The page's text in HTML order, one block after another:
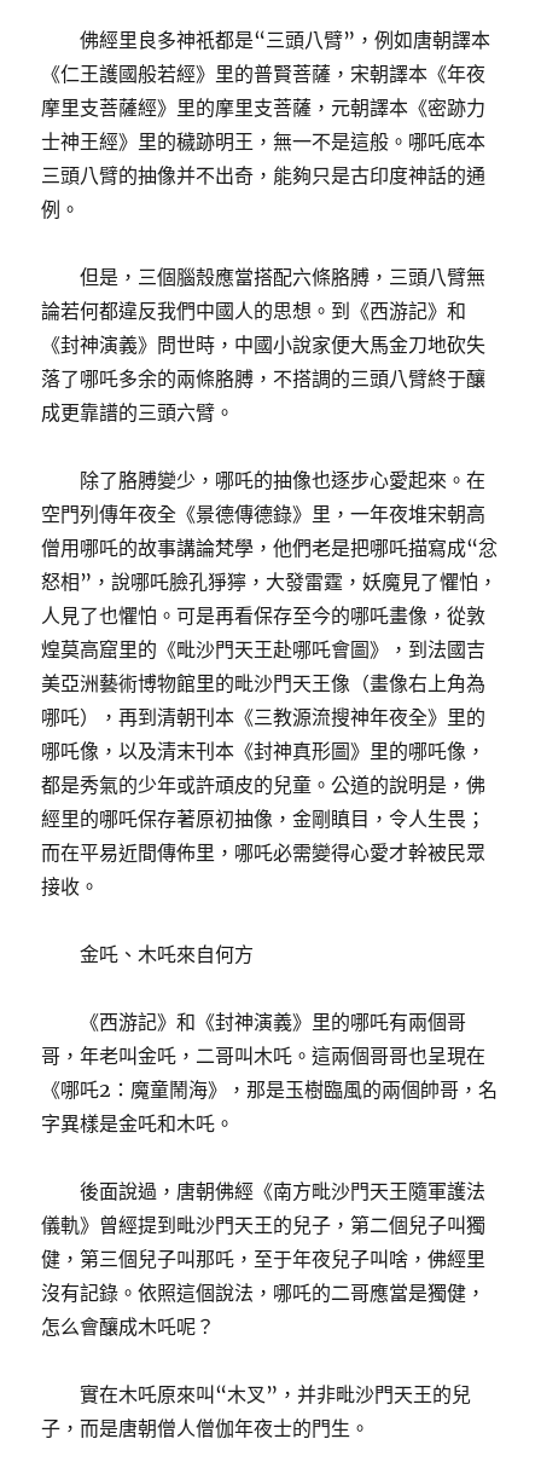
佛經里良多神祇都是“三頭八臂”，例如唐朝譯本
《仁王護國般若經》里的普賢菩薩，宋朝譯本《年夜
摩里支菩薩經》里的摩里支菩薩，元朝譯本《密跡力
士神王經》里的穢跡明王，無一不是這般。哪吒底本
三頭八臂的抽像并不出奇，能夠只是古印度神話的通
例。
但是，三個腦殼應當搭配六條胳膊，三頭八臂無
論若何都違反我們中國人的思想。到《西游記》和
《封神演義》問世時，中國小說家便大馬金刀地砍失
落了哪吒多余的兩條胳膊，不搭調的三頭八臂終于釀
成更靠譜的三頭六臂。
除了胳膊變少，哪吒的抽像也逐步心愛起來。在
空門列傳年夜全《景德傳德錄》里，一年夜堆宋朝高
僧用哪吒的故事講論梵學，他們老是把哪吒描寫成“忿
怒相”，說哪吒臉孔猙獰，大發雷霆，妖魔見了懼怕，
人見了也懼怕。可是再看保存至今的哪吒畫像，從敦
煌莫高窟里的《毗沙門天王赴哪吒會圖》，到法國吉
美亞洲藝術博物館里的毗沙門天王像（畫像右上角為
哪吒），再到清朝刊本《三教源流搜神年夜全》里的
哪吒像，以及清末刊本《封神真形圖》里的哪吒像，
都是秀氣的少年或許頑皮的兒童。公道的說明是，佛
經里的哪吒保存著原初抽像，金剛瞋目，令人生畏；
而在平易近間傳佈里，哪吒必需變得心愛才幹被民眾
接收。
金吒、木吒來自何方
《西游記》和《封神演義》里的哪吒有兩個哥
哥，年老叫金吒，二哥叫木吒。這兩個哥哥也呈現在
《哪吒2：魔童鬧海》，那是玉樹臨風的兩個帥哥，名
字異樣是金吒和木吒。
後面說過，唐朝佛經《南方毗沙門天王隨軍護法
儀軌》曾經提到毗沙門天王的兒子，第二個兒子叫獨
健，第三個兒子叫那吒，至于年夜兒子叫啥，佛經里
沒有記錄。依照這個說法，哪吒的二哥應當是獨健，
怎么會釀成木吒呢？
實在木吒原來叫“木叉”，并非毗沙門天王的兒
子，而是唐朝僧人僧伽年夜士的門生。